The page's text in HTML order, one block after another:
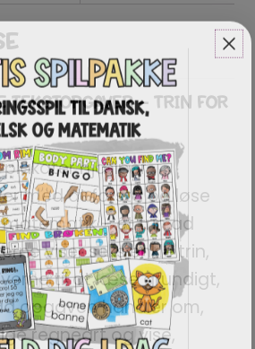
TEKSTOPGAVER – TRIN FOR
plakater hjælper
med at forstå og løse
– ét trin ad
viser seks enkle trin,
til at læse grundigt,
opgaven handler om,
regneart og vise,